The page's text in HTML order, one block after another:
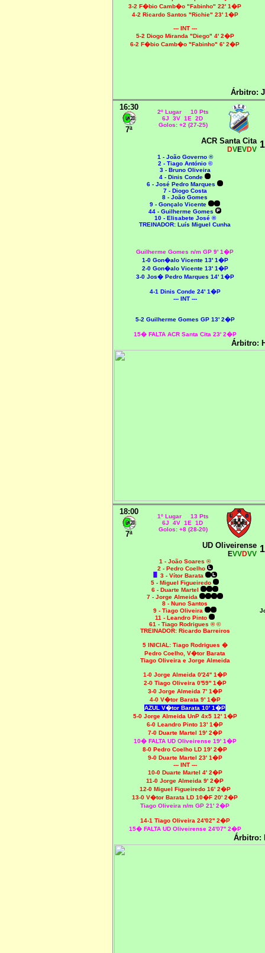
3-2 F�bio Camb�o "Fabinho" 22' 1�P
4-2 Ricardo Santos "Richie" 23' 1�P
--- INT ---
5-2 Diogo Miranda "Diego" 4' 2�P
6-2 F�bio Camb�o "Fabinho" 6' 2�P
Árbitro:
16:30
7ª
2º Lugar 10 Pts
6J 3V 1E 2D
Golos: +2 (27-25)
ACR Santa Cita
DVEVDV
1 - João Governo ®
2 - Tiago António ©
3 - Bruno Oliveira
4 - Dinis Conde
6 - José Pedro Marques
7 - Diogo Costa
8 - João Gomes
9 - Gonçalo Vicente
44 - Guilherme Gomes
10 - Elisabete José ®
TREINADOR: Luís Miguel Cunha
Guilherme Gomes n/m GP 9' 1�P
1-0 Gon�alo Vicente 13' 1�P
2-0 Gon�alo Vicente 13' 1�P
3-0 Jos� Pedro Marques 14' 1�P
4-1 Dinis Conde 24' 1�P
--- INT ---
5-2 Guilherme Gomes GP 13' 2�P
15� FALTA ACR Santa Cita 23' 2�P
Árbitro:
18:00
7ª
1º Lugar 13 Pts
6J 4V 1E 1D
Golos: +8 (28-20)
UD Oliveirense
EVVDVV
1 - João Soares ®
2 - Pedro Coelho
3 - Vítor Barata
5 - Miguel Figueiredo
6 - Duarte Martel
7 - Jorge Almeida
8 - Nuno Santos
9 - Tiago Oliveira
11 - Leandro Pinto
61 - Tiago Rodrigues ® ©
TREINADOR: Ricardo Barreiros
5 INICIAL: Tiago Rodrigues �
Pedro Coelho, V�tor Barata
Tiago Oliveira e Jorge Almeida
1-0 Jorge Almeida 0'24'' 1�P
2-0 Tiago Oliveira 0'59'' 1�P
3-0 Jorge Almeida 7' 1�P
4-0 V�tor Barata 9' 1�P
AZUL V�tor Barata 10' 1�P
5-0 Jorge Almeida UnP 4x5 12' 1�P
6-0 Leandro Pinto 13' 1�P
7-0 Duarte Martel 19' 2�P
10� FALTA UD Oliveirense 19' 1�P
8-0 Pedro Coelho LD 19' 2�P
9-0 Duarte Martel 23' 1�P
--- INT ---
10-0 Duarte Martel 4' 2�P
11-0 Jorge Almeida 9' 2�P
12-0 Miguel Figueiredo 16' 2�P
13-0 V�tor Barata LD 10�F 20' 2�P
Tiago Oliveira n/m GP 21' 2�P
14-1 Tiago Oliveira 24'02'' 2�P
15� FALTA UD Oliveirense 24'07'' 2�P
Árbitro: